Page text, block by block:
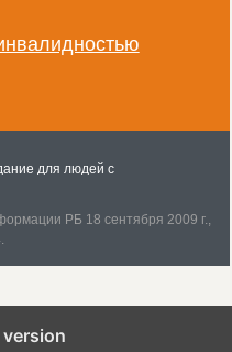
для людей с
РБ 18 сентября 2009 г.,